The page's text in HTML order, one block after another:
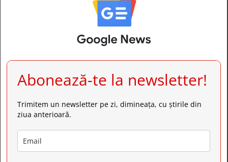
Abonează-te la newsletter!
Trimitem un newsletter pe zi, dimineața, cu știrile din
ziua anterioară.